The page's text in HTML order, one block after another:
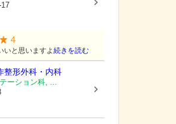
4
いと思いますよ続きを読む
整形外科・内科
ーション科, ...